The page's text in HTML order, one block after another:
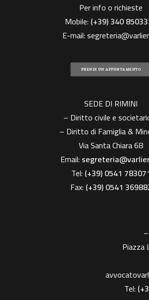
Per info o richieste
Mobile: (+39)340
E-mail:
PRENDI UN APPUNTAMENTO
SEDE DI RIMINI
– Diritto civile e
– Diritto di Famiglia &
Via Santa Chiara 68
Email:
Tel: (+39) 0541
Fax: (+39)0541
Piazza
Tel: